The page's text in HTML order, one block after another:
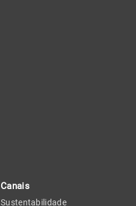
Canais
Sustentabilidade